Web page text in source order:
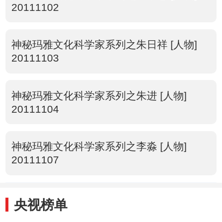
20111102
神秘玛雅文化科学家系列之朱日祥 [人物]
20111103
神秘玛雅文化科学家系列之朱进 [人物]
20111104
神秘玛雅文化科学家系列之李淼 [人物]
20111107
央视榜单